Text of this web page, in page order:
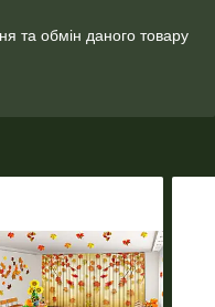
та обмін даного товару